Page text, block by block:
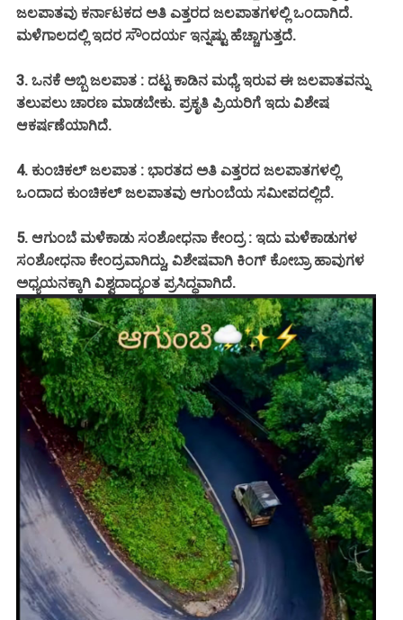
ಜಲಪಾತವು ಕರ್ನಾಟಕದ ಅತಿ ಎತ್ತರದ ಜಲಪಾತಗಳಲ್ಲಿ ಒಂದಾಗಿದೆ.
ಮಳೆಗಾಲದಲ್ಲಿ ಇದರ ಸೌಂದರ್ಯ ಇನ್ನಷ್ಟು ಹೆಚ್ಚಾಗುತ್ತದೆ.
3. ಒನಕೆ ಅಬ್ಬಿ ಜಲಪಾತ : ದಟ್ಟ ಕಾಡಿನ ಮಧ್ಯೆ ಇರುವ ಈ ಜಲಪಾತವನ್ನು
ತಲುಪಲು ಚಾರಣ ಮಾಡಬೇಕು. ಪ್ರಕೃತಿ ಪ್ರಿಯರಿಗೆ ಇದು ವಿಶೇಷ
ಆಕರ್ಷಣೆಯಾಗಿದೆ.
4. ಕುಂಚಿಕಲ್ ಜಲಪಾತ : ಭಾರತದ ಅತಿ ಎತ್ತರದ ಜಲಪಾತಗಳಲ್ಲಿ
ಒಂದಾದ ಕುಂಚಿಕಲ್ ಜಲಪಾತವು ಆಗುಂಬೆಯ ಸಮೀಪದಲ್ಲಿದೆ.
5. ಆಗುಂಬೆ ಮಳೆಕಾಡು ಸಂಶೋಧನಾ ಕೇಂದ್ರ : ಇದು ಮಳೆಕಾಡುಗಳ
ಸಂಶೋಧನಾ ಕೇಂದ್ರವಾಗಿದ್ದು, ವಿಶೇಷವಾಗಿ ಕಿಂಗ್ ಕೋಬ್ರಾ ಹಾವುಗಳ
ಅಧ್ಯಯನಕ್ಕಾಗಿ ವಿಶ್ವದಾದ್ಯಂತ ಪ್ರಸಿದ್ಧವಾಗಿದೆ.